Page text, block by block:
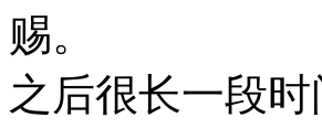
赐。
之后很长一段